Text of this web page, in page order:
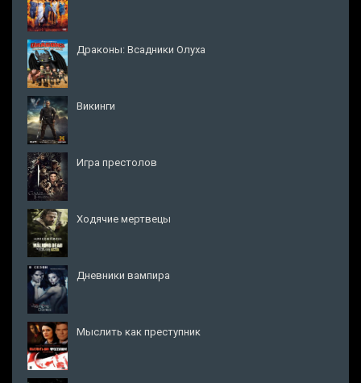
Драконы: Всадники Олуха
Викинги
Игра престолов
Ходячие мертвецы
Дневники вампира
Мыслить как преступник